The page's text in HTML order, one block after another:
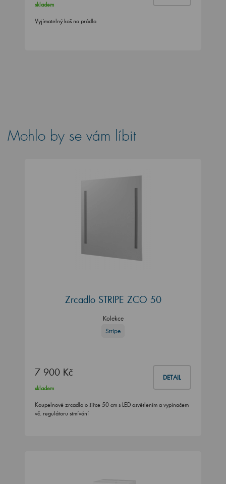
skladem
Vyjímatelný koš na prádlo
Mohlo by se vám líbit
Zrcadlo STRIPE ZCO 50
Kolekce
Stripe
7 900 Kč DETAIL
skladem
Koupelnové zrcadlo o šířce 50 cm s LED osvětlením a vypínačem
vč. regulátoru stmívání